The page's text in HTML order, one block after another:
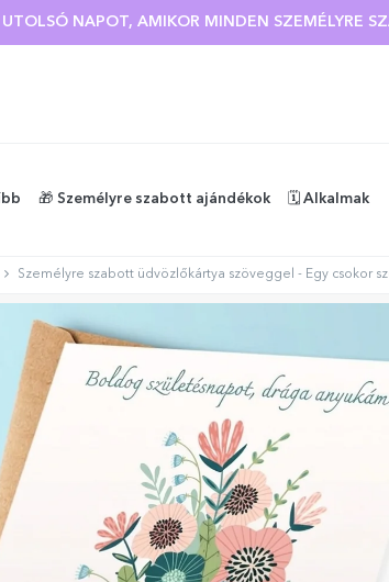
UTOLSÓ NAPOT, AMIKOR MINDEN SZEMÉLYRE
🎁 Személyre szabott ajándékok 🗓️ Alkalmak
Személyre szabott üdvözlőkártya szöveggel - Egy csokor